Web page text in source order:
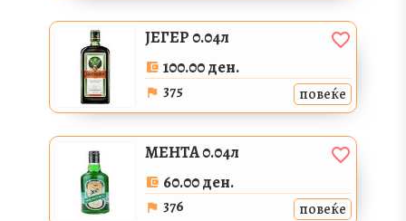
ЈЕГЕР 0.04л
100.00 ден.
375 повеќе
МЕНТА 0.04л
60.00 ден.
376 повеќе